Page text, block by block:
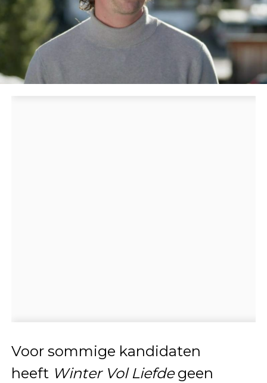
Voor sommige kandidaten
heeft Winter Vol Liefdegeen